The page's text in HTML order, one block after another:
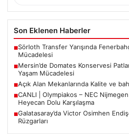
Son Eklenen Haberler
■Sörloth Transfer Yarışında
Mücadelesi
■Mersin’de Domates Konservesi
Yaşam Mücadelesi
■Açık Alan Mekanlarında Kalite ve
■CANLI | Olympiakos – NEC
Heyecan Dolu Karşılaşma
■Galatasaray’da Victor Osimhen
Rüzgarları